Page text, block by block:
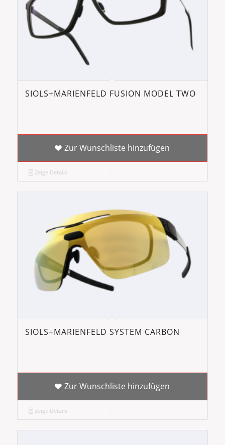
SIOLS+MARIENFELD FUSION MODEL TWO
Zur Wunschliste hinzufügen
Zeige Details
SIOLS+MARIENFELD SYSTEM CARBON
Zur Wunschliste hinzufügen
Zeige Details